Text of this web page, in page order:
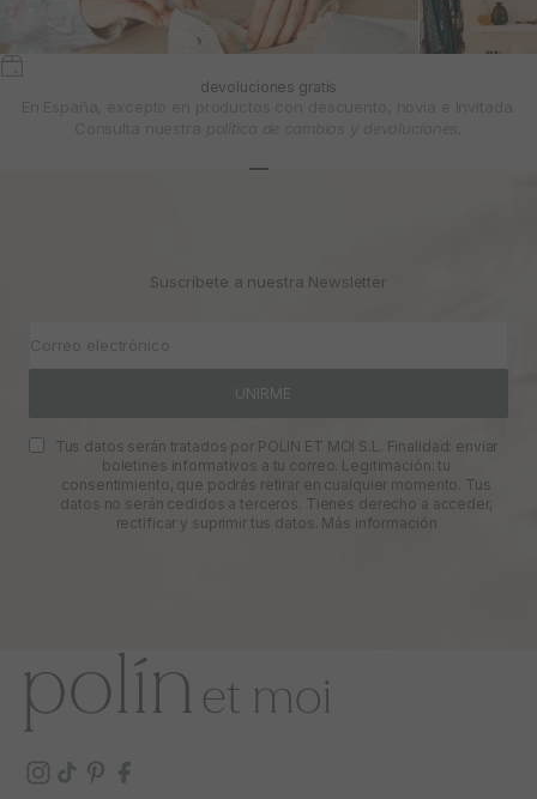
devoluciones gratis
Suscríbete a nuestra Newsletter
Correo electrónico
UNIRME
Tus datos serán tratados por POLIN ET MOI S.L. Finalidad: enviar
boletines informativos a tu correo. Legitimación: tu
consentimiento, que podrás retirar en cualquier momento. Tus
datos no serán cedidos a terceros. Tienes derecho a acceder,
rectificar y suprimir tus datos. Más información